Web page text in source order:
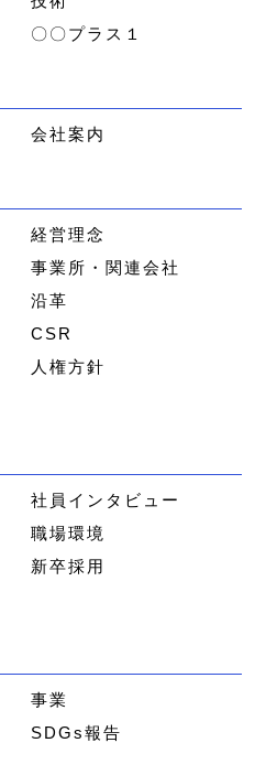
〇〇プラス１
会社案内
経営理念
事業所・関連会社
沿革
CSR
人権方針
社員インタビュー
職場環境
新卒採用
事業
SDGs報告